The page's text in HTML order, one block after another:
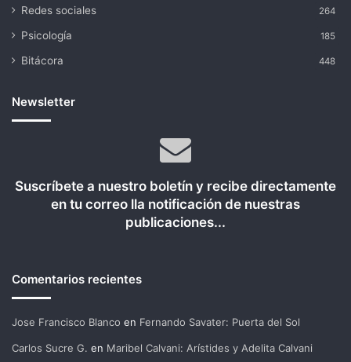
Redes sociales 264
Psicología 185
Bitácora 448
Newsletter
Suscríbete a nuestro boletín y recibe directamente
en tu correo lla notificación de nuestras
publicaciones...
Comentarios recientes
Jose Francisco Blanco en Fernando Savater: Puerta del Sol
Carlos Sucre G. en Maribel Calvani: Arístides y Adelita Calvani